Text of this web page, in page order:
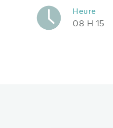
Heure
08 H 15